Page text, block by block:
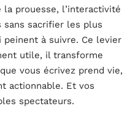
prouesse, l’interactivité
sans sacrifier les plus
peinent à suivre. Ce levier
utile, il transforme
vous écrivez prend vie,
actionnable. Et vos
spectateurs.